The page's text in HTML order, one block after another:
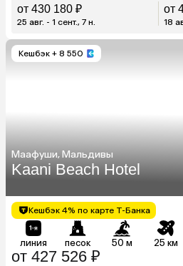
от 430 180 ₽
25 авг. - 1 сент., 7 н.
от
18
Кешбэк + 8 550
Маафуши, Мальдивы
Kaani Beach Hotel
Кешбэк 4% по карте Т-Банка
линия песок 50 м 25 км
от 427 526 ₽